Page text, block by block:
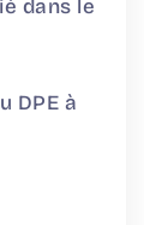
dans le
DPE à